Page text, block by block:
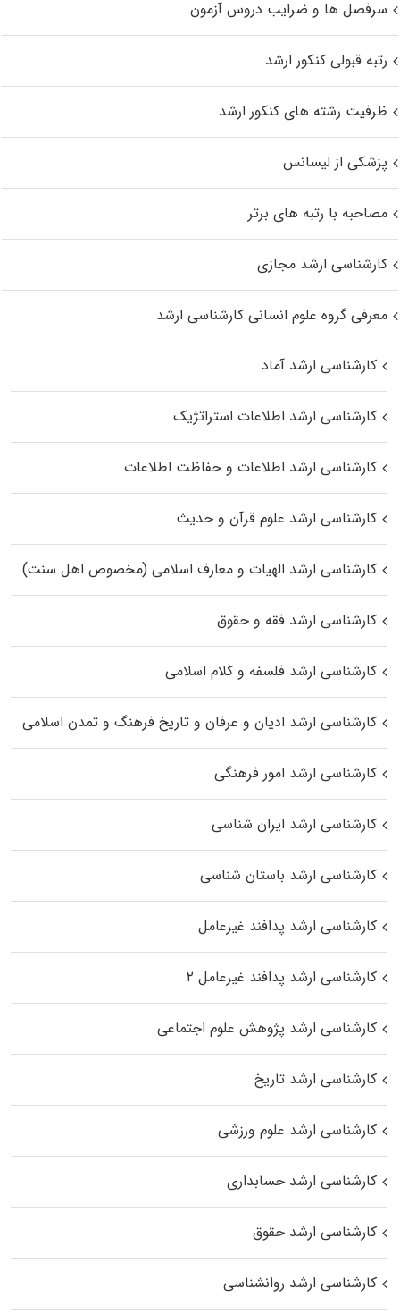
سرفصل ها و ضرایب دروس آزمون
رتبه قبولی کنکور ارشد
ظرفیت رشته های کنکور ارشد
پزشکی از لیسانس
مصاحبه با رتبه های برتر
کارشناسی ارشد مجازی
معرفی گروه علوم انسانی کارشناسی ارشد
کارشناسی ارشد آماد
کارشناسی ارشد اطلاعات استراتژیک
کارشناسی ارشد اطلاعات و حفاظت اطلاعات
کارشناسی ارشد علوم قرآن و حدیث
کارشناسی ارشد الهیات و معارف اسلامی (مخصوص اهل سنت)
کارشناسی ارشد فقه و حقوق
کارشناسی ارشد فلسفه و کلام اسلامی
کارشناسی ارشد ادیان و عرفان و تاریخ فرهنگ و تمدن اسلامی
کارشناسی ارشد امور فرهنگی
کارشناسی ارشد ایران شناسی
کارشناسی ارشد باستان شناسی
کارشناسی ارشد پدافند غیرعامل
کارشناسی ارشد پدافند غیرعامل ۲
کارشناسی ارشد پژوهش علوم اجتماعی
کارشناسی ارشد تاریخ
کارشناسی ارشد علوم ورزشی
کارشناسی ارشد حسابداری
کارشناسی ارشد حقوق
کارشناسی ارشد روانشناسی